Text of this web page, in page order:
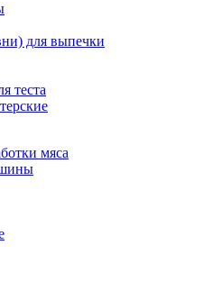
для выпечки
теста
мяса